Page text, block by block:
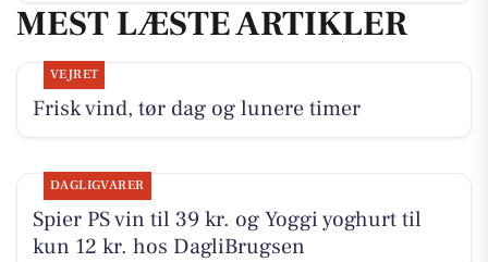
MEST LÆSTE ARTIKLER
VEJRET
Frisk vind, tør dag og lunere timer
DAGLIGVARER
Spier PS vin til 39 kr. og Yoggi yoghurt til
kun 12 kr. hos DagliBrugsen